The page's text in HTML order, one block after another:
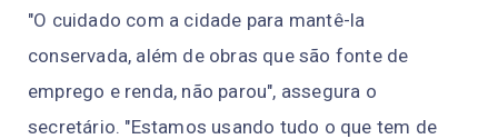
"O cuidado com a cidade para mantê-la
conservada, além de obras que são fonte de
emprego e renda, não parou", assegura o
secretário. "Estamos usando tudo o que tem de